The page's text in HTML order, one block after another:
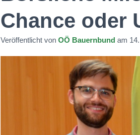
Chance oder
Veröffentlicht von OÖ Bauernbund am